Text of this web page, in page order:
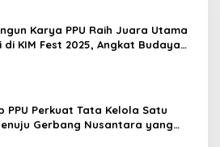
Karya PPU Raih Juara Utama
di KIM Fest 2025, Angkat Budaya
PPU Perkuat Tata Kelola Satu
Gerbang Nusantara yang